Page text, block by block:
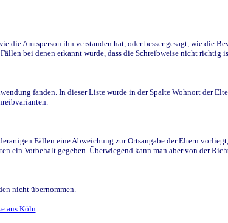
Amtsperson ihn verstanden hat, oder besser gesagt, wie die
bei denen erkannt wurde, dass die Schreibweise nicht richtig
fanden. In dieser Liste wurde in der Spalte Wohnort der
Fällen eine Abweichung zur Ortsangabe der Eltern
ein Vorbehalt gegeben. Überwiegend kann man aber von der
nicht übernommen.
aus Köln